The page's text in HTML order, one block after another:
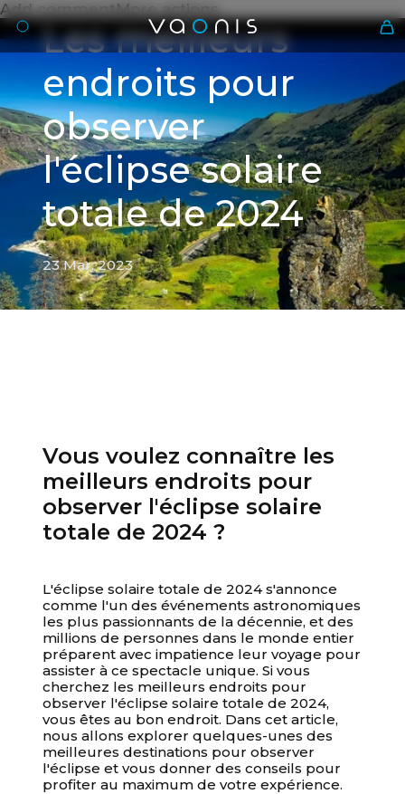
Fr
Add commentMore actions
Les meilleurs
endroits pour
observer
l'éclipse solaire
totale de 2024
23 Mar. 2023
Vous voulez connaître les
meilleurs endroits pour
observer l'éclipse solaire
totale de 2024 ?
L'éclipse solaire totale de 2024 s'annonce
comme l'un des événements astronomiques
les plus passionnants de la décennie, et des
millions de personnes dans le monde entier
préparent avec impatience leur voyage pour
assister à ce spectacle unique. Si vous
cherchez les meilleurs endroits pour
observer l'éclipse solaire totale de 2024,
vous êtes au bon endroit. Dans cet article,
nous allons explorer quelques-unes des
meilleures destinations pour observer
l'éclipse et vous donner des conseils pour
profiter au maximum de votre expérience.
23 Mar. 2023